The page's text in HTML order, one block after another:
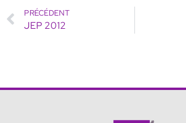
PRÉCÉDENT
JEP 2012